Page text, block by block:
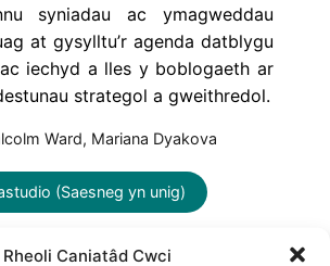
Rheoli Caniatâd Cwci
syniadau ac ymagweddau
at gysylltu’r agenda datblygu
iechyd a lles y boblogaeth ar
strategol a gweithredol.
Ward, Mariana Dyakova
(Saesneg yn unig)